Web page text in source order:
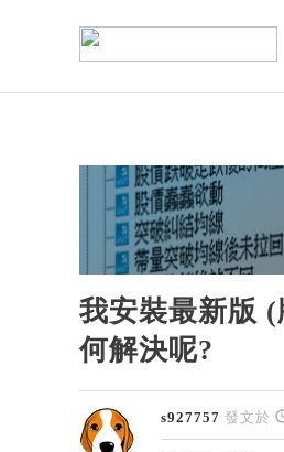
我安裝最新版
何解決呢?
s927757 發文於